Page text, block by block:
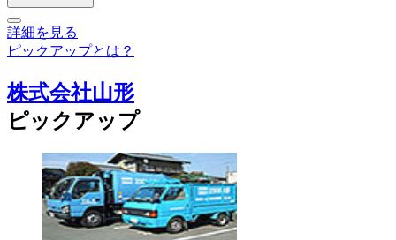
詳細を見る
ピックアップとは？
株式会社山形
ピックアップ